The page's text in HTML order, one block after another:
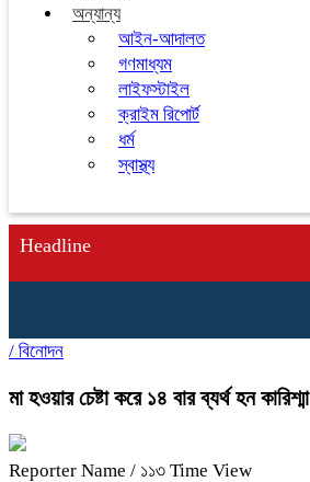
অন্যান্য
আইন-আদালত
গণমাধ্যম
লাইফস্টাইল
ক্রাইম রিপোর্ট
ধর্ম
স্বাস্থ্য
Headline
/ বিনোদন
মা হওয়ার চেষ্টা করে ১৪ বার ব্যর্থ হন কারিশ্মা
Reporter Name / ১১৩ Time View